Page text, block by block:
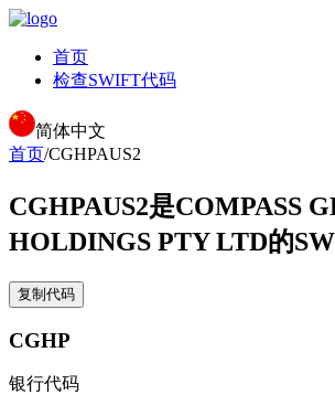
首页
检查SWIFT代码
简体中文
首页/CGHPAUS2
CGHPAUS2是COMPASS
HOLDINGS PTY LTD的
复制代码
CGHP
银行代码